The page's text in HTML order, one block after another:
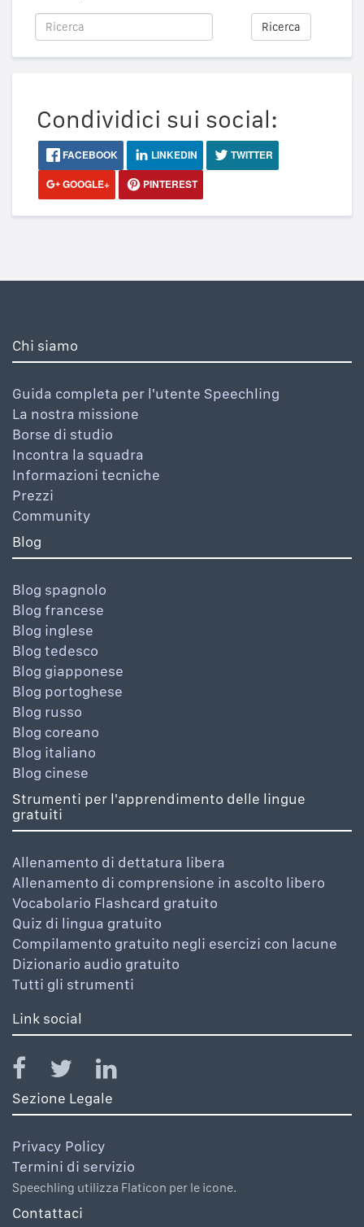
Ricerca
Condividici sui social:
FACEBOOK LINKEDIN
TWITTER
GOOGLE+
PINTEREST
Chi siamo
Guida completa per l'utente Speechling
La nostra missione
Borse di studio
Incontra la squadra
Informazioni tecniche
Prezzi
Community
Blog
Blog spagnolo
Blog francese
Blog inglese
Blog tedesco
Blog giapponese
Blog portoghese
Blog russo
Blog coreano
Blog italiano
Blog cinese
Strumenti per l'apprendimento delle lingue
gratuiti
Allenamento di dettatura libera
Allenamento di comprensione in ascolto libero
Vocabolario Flashcard gratuito
Quiz di lingua gratuito
Compilamento gratuito negli esercizi con lacune
Dizionario audio gratuito
Tutti gli strumenti
Link social
Sezione Legale
Privacy Policy
Termini di servizio
Speechling utilizza Flaticon per le icone.
Contattaci